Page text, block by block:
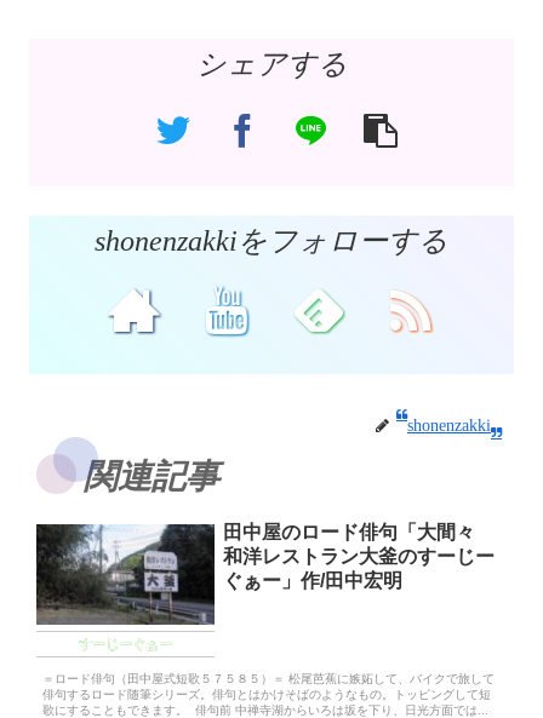
シェアする
shonenzakkiをフォローする
shonenzakki
関連記事
すーじーぐぁー
田中屋のロード俳句「大間々
和洋レストラン大釜のすーじー
ぐぁー」作/田中宏明
＝ロード俳句（田中屋式短歌５７５８５）＝ 松尾芭蕉に嫉妬して、バイクで旅して
俳句するロード随筆シリーズ。俳句とはかけそばのようなもの。トッピングして短
歌にすることもできます。 俳句前 中禅寺湖からいろは坂を下り、日光方面では...